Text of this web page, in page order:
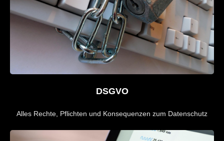
DSGVO
Alles Rechte, Pflichten und Konsequenzen zum Datenschutz